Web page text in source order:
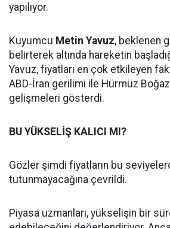
yapılıyor.
Kuyumcu Metin Yavuz, beklenen
belirterek altında hareketin
Yavuz, fiyatları en çok etkileyen
ABD-İran gerilimi ile Hürmüz
gelişmeleri gösterdi.
BU YÜKSELİŞ KALICI MI?
Gözler şimdi fiyatların bu
tutunmayacağına çevrildi.
Piyasa uzmanları, yükselişin bir